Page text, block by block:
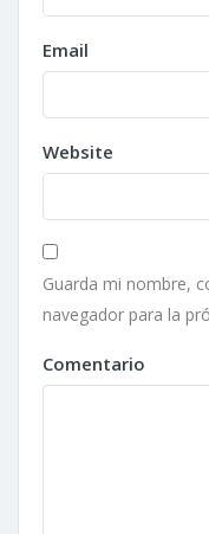
Email
Website
Guarda mi nombre,
navegador para la
Comentario